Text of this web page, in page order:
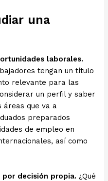
una
laborales.
tengan un título
relevante para las
un perfil y saber
áreas que va a
preparados
de empleo en
así como
decisión propia. ¿Qué